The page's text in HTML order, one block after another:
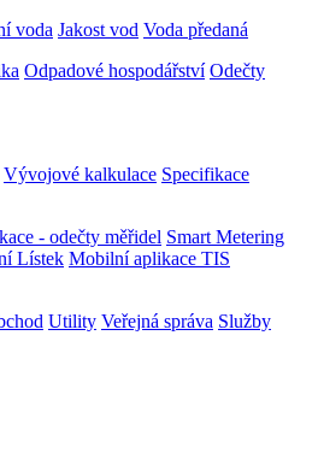
voda Jakost vod Voda předaná
Odpadové hospodářství Odečty
Vývojové kalkulace Specifikace
- odečty měřidel Smart Metering
Lístek Mobilní aplikace TIS
Utility Veřejná správa Služby